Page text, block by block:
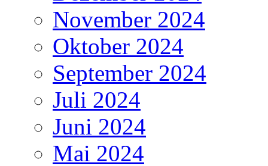
November 2024
Oktober 2024
September 2024
Juli 2024
Juni 2024
Mai 2024